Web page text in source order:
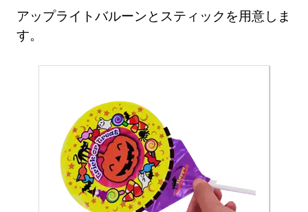
アップライトバルーンとスティックを用意しま
す。